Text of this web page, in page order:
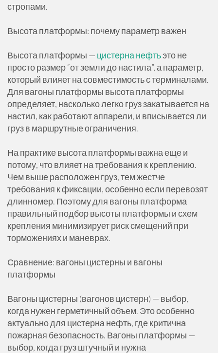
стропами.
Высота платформы: почему параметр важен
Высота платформы — цистерна нефтьэто не
просто размер “от земли до настила”, а параметр,
который влияет на совместимость с терминалами.
Для вагоны платформы высота платформы
определяет, насколько легко груз закатывается на
настил, как работают аппарели, и вписывается ли
груз в маршрутные ограничения.
На практике высота платформы важна еще и
потому, что влияет на требования к креплению.
Чем выше расположен груз, тем жестче
требования к фиксации, особенно если перевозят
длинномер. Поэтому для вагоны платформа
правильный подбор высоты платформы и схем
крепления минимизирует риск смещений при
торможениях и маневрах.
Сравнение: вагоны цистерны и вагоны
платформы
Вагоны цистерны (вагонов цистерн) — выбор,
когда нужен герметичный объем. Это особенно
актуально для цистерна нефть, где критична
пожарная безопасность. Вагоны платформы —
выбор, когда груз штучный и нужна